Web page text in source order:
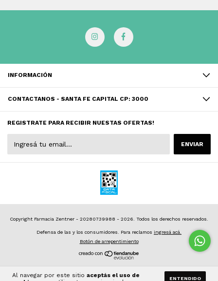
Al navegar por este sitio aceptás el uso de
ENTENDIDO
INFORMACIÓN
CONTACTANOS - SANTA FE CAPITAL CP: 3000
REGISTRATE PARA RECIBIR NUESTAS OFERTAS!
Copyright Farmacia Zentner - 20280739988 - 2026. Todos los derechos reservados.
Defensa de las y los consumidores. Para reclamos ingresá acá.
Botón de arrepentimiento